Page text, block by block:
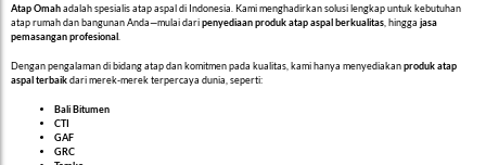
Atap Omahadalah spesialis atap aspal di Indonesia. Kami menghadirkan solusi lengkap untuk kebutuhan
atap rumah dan bangunan Anda—mulai daripenyediaan produk atap aspal berkualitas , hingga jasa
pemasangan profesional
Dengan pengalaman di bidang atap dan komitmen pada kualitas, kami hanya menyediakanproduk atap
aspal terbaikdari merek-merek terpercaya dunia, seperti:
Bali Bitumen
CTI
GAF
GRC